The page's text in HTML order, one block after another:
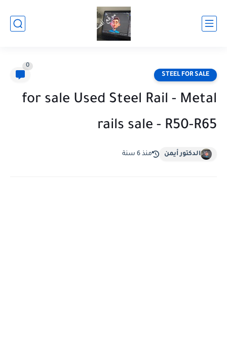
STEEL FOR SALE
0
for sale Used Steel Rail - Metal
rails sale - R50-R65
الدكتور أيمن منذ 6 سنة